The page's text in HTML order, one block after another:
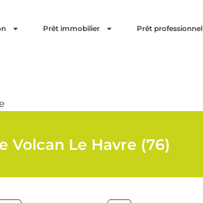
Prêt immobilier Prêt professionnel
Volcan Le Havre (76)